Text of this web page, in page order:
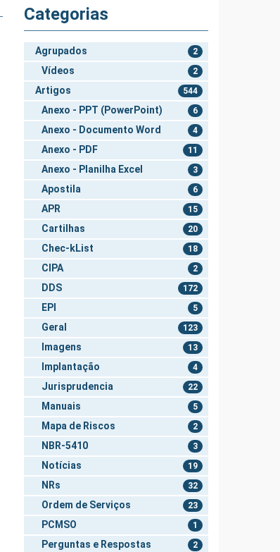
Categorias
Agrupados 2
Vídeos 2
Artigos 544
Anexo - PPT (PowerPoint) 6
Anexo - Documento Word 4
Anexo - PDF 11
Anexo - Planilha Excel 3
Apostila 6
APR 15
Cartilhas 20
Chec-kList 18
CIPA 2
DDS 172
EPI 5
Geral 123
Imagens 13
Implantação 4
Jurisprudencia 22
Manuais 5
Mapa de Riscos 2
NBR-5410 3
Notícias 19
NRs 32
Ordem de Serviços 23
PCMSO 1
Perguntas e Respostas 2